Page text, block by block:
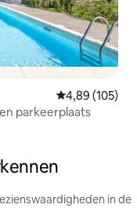
Gemiddelde
4,89 (105)
en parkeerplaats
in de